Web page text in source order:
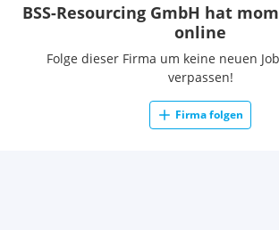
BSS-Resourcing GmbH hat
online
Folge dieser Firma um keine neuen
verpassen!
Firma folgen